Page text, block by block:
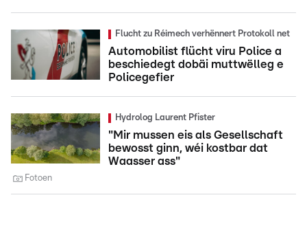
Flucht zu Réimech verhënnert Protokoll net
Automobilist flücht viru Police a
beschiedegt dobäi muttwëlleg e
Policegefier
Hydrolog Laurent Pfister
"Mir mussen eis als Gesellschaft
bewosst ginn, wéi kostbar dat
Waasser ass"
Fotoen